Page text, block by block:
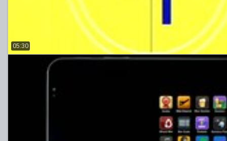
05:30